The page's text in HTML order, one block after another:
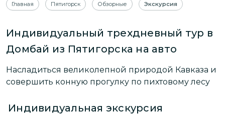
Главная Пятигорск Обзорные Экскурсия
Индивидуальный трехдневный тур в
Домбай из Пятигорска на авто
Насладиться великолепной природой Кавказа и
совершить конную прогулку по пихтовому лесу
Индивидуальная экскурсия